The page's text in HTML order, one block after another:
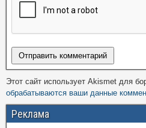
Этот сайт использует Akismet для
обрабатываются ваши данные
Реклама